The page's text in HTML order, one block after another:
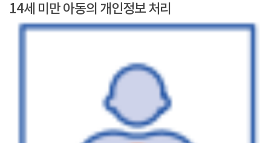
14세 미만 아동의 개인정보 처리